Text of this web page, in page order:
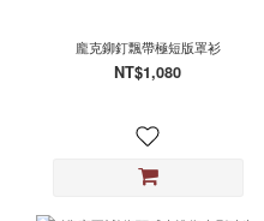
龐克鉚釘飄帶極短版罩衫
NT$1,080